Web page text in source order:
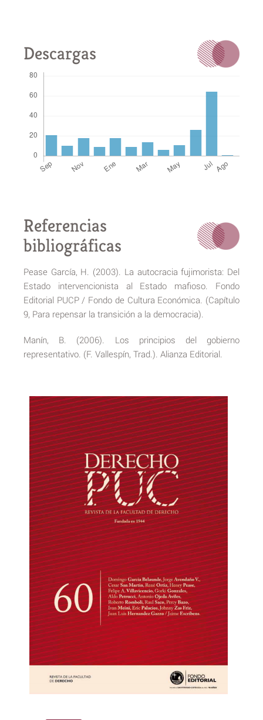
Descargas
Referencias
bibliográficas
Pease García, H. (2003). La autocracia fujimorista: Del
Estado intervencionista al Estado mafioso. Fondo
Editorial PUCP / Fondo de Cultura Económica. (Capítulo
9, Para repensar la transición a la democracia).
Manín, B. (2006). Los principios del gobierno
representativo. (F. Vallespín, Trad.). Alianza Editorial.